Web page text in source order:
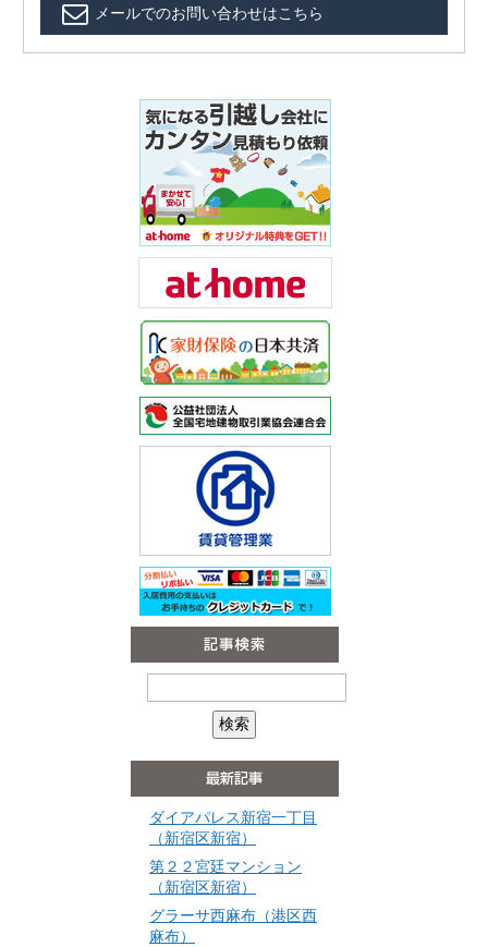
メールでのお問い合わせはこちら
ダイアパレス新宿一丁目
（新宿区新宿）
第２２宮廷マンション
（新宿区新宿）
グラーサ西麻布（港区西
麻布）